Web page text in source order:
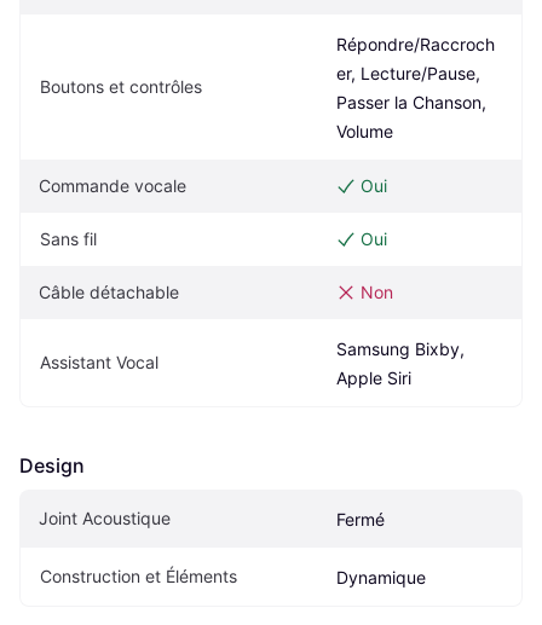
Boutons et contrôles
Répondre/Raccroch
er, Lecture/Pause,
Passer la Chanson,
Volume
Commande vocale Oui
Sans fil Oui
Câble détachable Non
Assistant Vocal
Samsung Bixby,
Apple Siri
Design
Joint Acoustique Fermé
Construction et Éléments Dynamique